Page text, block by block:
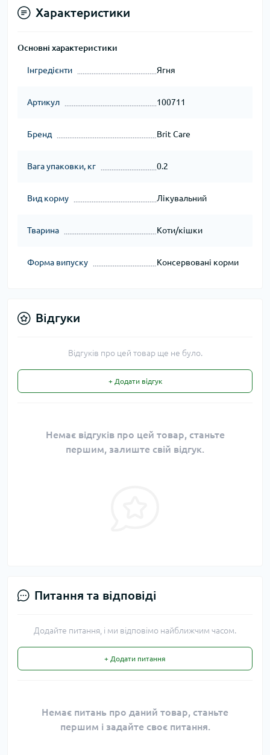
Характеристики
Основні характеристики
Інгредієнти Ягня
Артикул 100711
Бренд Brit Care
Вага упаковки, кг 0.2
Вид корму Лікувальний
Тварина Коти/кішки
Форма випуску Консервовані корми
Відгуки
Відгуків про цей товар ще не було.
+ Додати відгук
Немає відгуків про цей товар, станьте
першим, залиште свій відгук.
Питання та відповіді
Додайте питання, і ми відповімо найближчим часом.
+ Додати питання
Немає питань про даний товар, станьте
першим і задайте своє питання.